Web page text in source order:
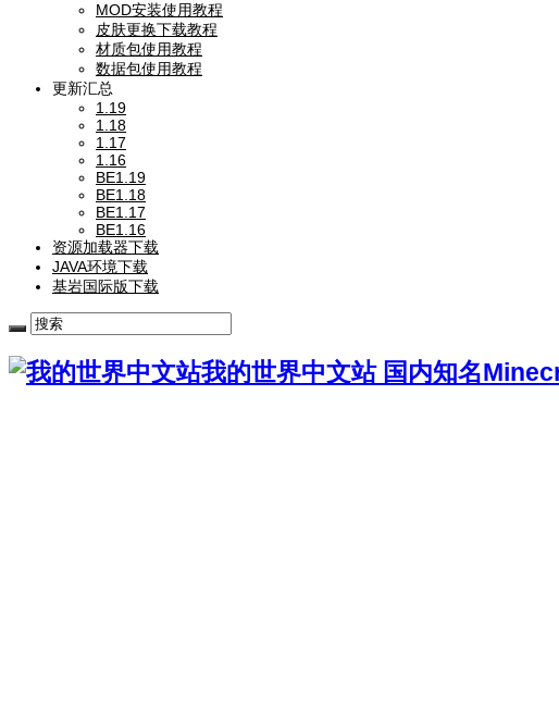
MOD安装使用教程
皮肤更换下载教程
材质包使用教程
数据包使用教程
更新汇总
1.19
1.18
1.17
1.16
BE1.19
BE1.18
BE1.17
BE1.16
资源加载器下载
JAVA环境下载
基岩国际版下载
我的世界中文站 国内知名